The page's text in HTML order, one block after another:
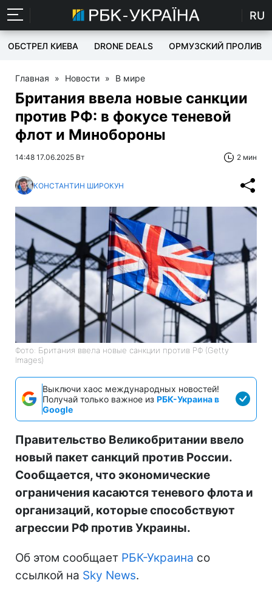
RU
ОБСТРЕЛ КИЕВА DRONE DEALS ОРМУЗСКИЙ ПРОЛИВ
Главная » Новости » В мире
Британия ввела новые санкции
против РФ: в фокусе теневой
флот и Минобороны
14:48 17.06.2025 Вт 2 мин
КОНСТАНТИН ШИРОКУН
Фото: Британия ввела новые санкции против РФ (Getty
Images)
Выключи хаос международных новостей!
Получай только важное из РБК-Украина в
Google
Правительство Великобритании ввело
новый пакет санкций против России.
Сообщается, что экономические
ограничения касаются теневого флота и
организаций, которые способствуют
агрессии РФ против Украины.
Об этом сообщает РБК-Украина со
ссылкой на Sky News.